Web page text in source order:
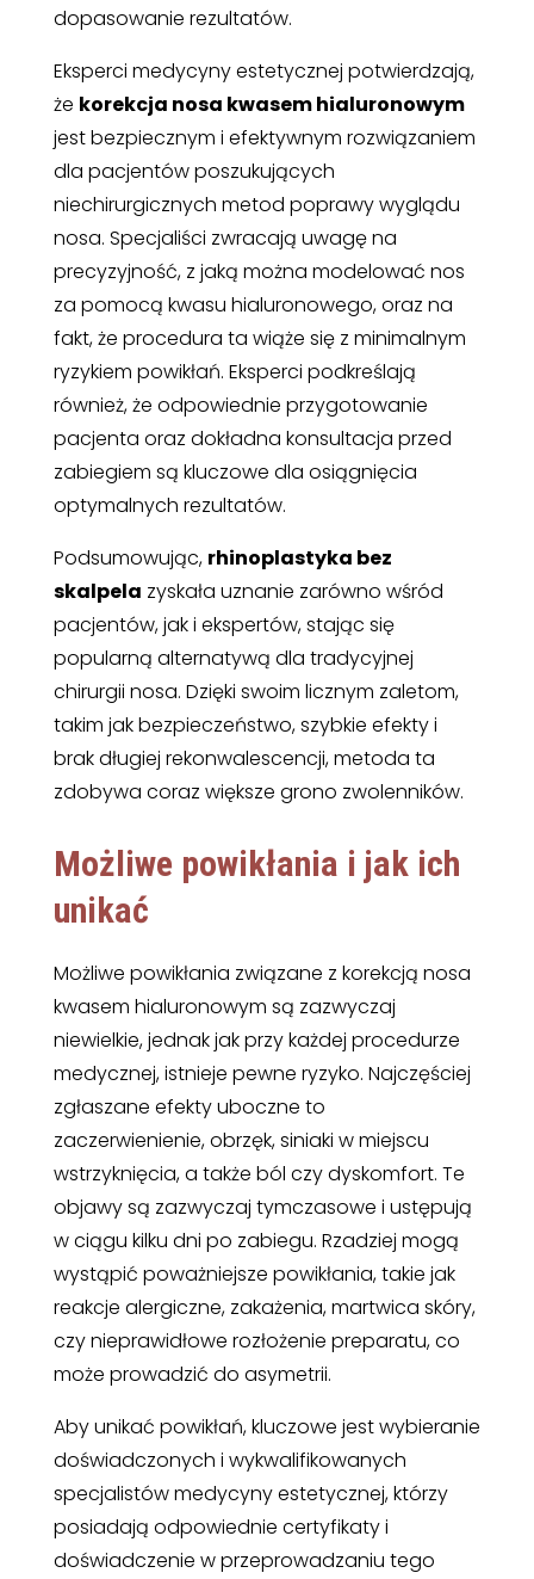
dopasowanie rezultatów.
Eksperci medycyny estetycznej potwierdzają,
że korekcja nosa kwasem hialuronowym
jest bezpiecznym i efektywnym rozwiązaniem
dla pacjentów poszukujących
niechirurgicznych metod poprawy wyglądu
nosa. Specjaliści zwracają uwagę na
precyzyjność, z jaką można modelować nos
za pomocą kwasu hialuronowego, oraz na
fakt, że procedura ta wiąże się z minimalnym
ryzykiem powikłań. Eksperci podkreślają
również, że odpowiednie przygotowanie
pacjenta oraz dokładna konsultacja przed
zabiegiem są kluczowe dla osiągnięcia
optymalnych rezultatów.
Podsumowując, rhinoplastyka bez
skalpela zyskała uznanie zarówno wśród
pacjentów, jak i ekspertów, stając się
popularną alternatywą dla tradycyjnej
chirurgii nosa. Dzięki swoim licznym zaletom,
takim jak bezpieczeństwo, szybkie efekty i
brak długiej rekonwalescencji, metoda ta
zdobywa coraz większe grono zwolenników.
Możliwe powikłania i jak ich
unikać
Możliwe powikłania związane z korekcją nosa
kwasem hialuronowym są zazwyczaj
niewielkie, jednak jak przy każdej procedurze
medycznej, istnieje pewne ryzyko. Najczęściej
zgłaszane efekty uboczne to
zaczerwienienie, obrzęk, siniaki w miejscu
wstrzyknięcia, a także ból czy dyskomfort. Te
objawy są zazwyczaj tymczasowe i ustępują
w ciągu kilku dni po zabiegu. Rzadziej mogą
wystąpić poważniejsze powikłania, takie jak
reakcje alergiczne, zakażenia, martwica skóry,
czy nieprawidłowe rozłożenie preparatu, co
może prowadzić do asymetrii.
Aby unikać powikłań, kluczowe jest wybieranie
doświadczonych i wykwalifikowanych
specjalistów medycyny estetycznej, którzy
posiadają odpowiednie certyfikaty i
doświadczenie w przeprowadzaniu tego